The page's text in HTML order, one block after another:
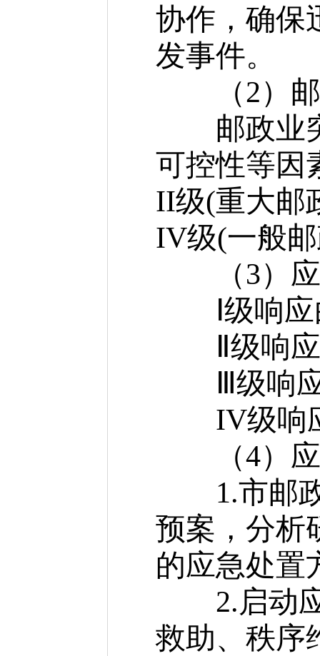
协作，确保
发事件。
（2）邮
邮政业突
可控性等因
II级(重大邮
IV级(一般
（3）应
Ⅰ级响应
Ⅱ级响应
Ⅲ级响应
IV级响应
（4）应
1.市邮政
预案，分析
的应急处置
2.启动应
救助、秩序